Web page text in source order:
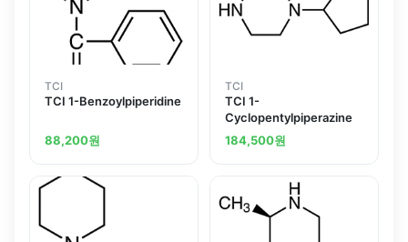
TCI
TCI 1-Benzoylpiperidine
88,200원
TCI
TCI 1-
Cyclopentylpiperazine
184,500원